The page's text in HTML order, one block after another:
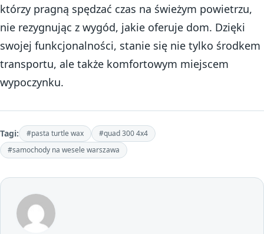
którzy pragną spędzać czas na świeżym powietrzu,
nie rezygnując z wygód, jakie oferuje dom. Dzięki
swojej funkcjonalności, stanie się nie tylko środkem
transportu, ale także komfortowym miejscem
wypoczynku.
Tagi: #pasta turtle wax
#quad 300 4x4
#samochody na wesele warszawa